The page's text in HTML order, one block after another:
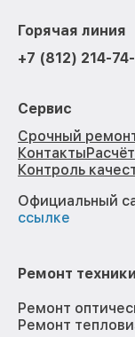
Горячая линия
+7 (812) 214-
Сервис
Срочный
Контакты
Контроль
Официальный
ссылке
Ремонт техники
Ремонт
Ремонт